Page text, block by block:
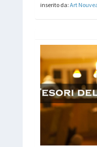
inserito da: Art